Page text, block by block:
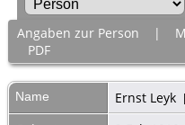
Angaben zur Person |
PDF
Name Ernst Leyk